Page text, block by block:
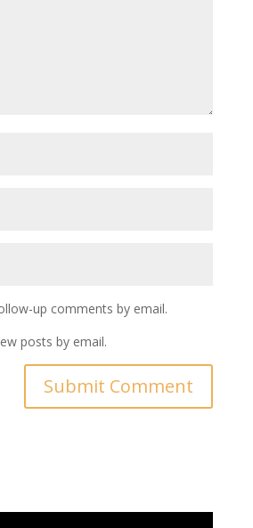
up comments by email.
posts by email.